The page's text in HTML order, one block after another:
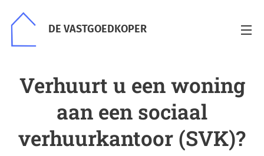
DE VASTGOEDKOPER
Verhuurt u een woning
aan een sociaal
verhuurkantoor (SVK)?